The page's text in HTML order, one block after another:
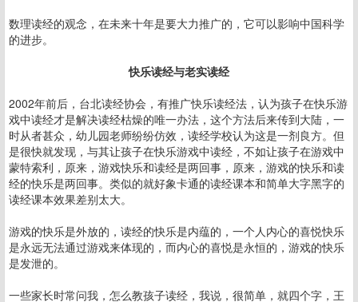
数理读经的观念，在未来十年是要大力推广的，它可以影响中国科学
的进步。
快乐读经与老实读经
2002年前后，台北读经协会，有推广快乐读经法，认为孩子在快乐游
戏中读经才是解决读经枯燥的唯一办法，这个方法后来传到大陆，一
时从者甚众，幼儿园老师纷纷仿效，读经学校认为这是一剂良方。但
是很快就发现，与其让孩子在快乐游戏中读经，不如让孩子在游戏中
蒙特索利，原来，游戏快乐和读经是两回事，原来，游戏的快乐和读
经的快乐是两回事。类似的就好象卡通的读经课本和简单大字黑字的
读经课本效果差别太大。
游戏的快乐是外放的，读经的快乐是内蕴的，一个人内心的喜悦快乐
是永远无法通过游戏来体现的，而内心的喜悦是永恒的，游戏的快乐
是发泄的。
一些家长时常问我，怎么教孩子读经，我说，很简单，就四个字，王